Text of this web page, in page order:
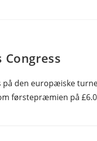
Congress
den europæiske
førstepræmien på